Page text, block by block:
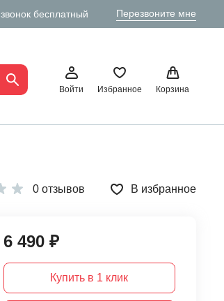
звонок бесплатный Перезвоните мне
Войти Избранное Корзина
0 отзывов В избранное
6 490 ₽
Купить в 1 клик